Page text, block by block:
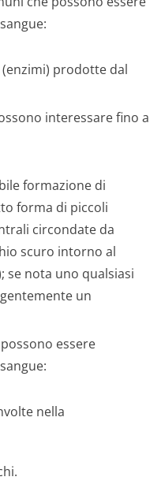
prodotte dal
interessare fino a
formazione di
forma di piccoli
circondate da
scuro intorno al
se nota uno qualsiasi
un
essere
nella